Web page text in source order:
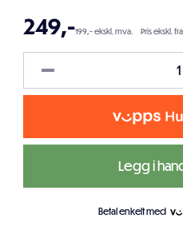
249,-199,- ekskl. mva. Pris ekskl.
Legg i
Betal enkelt med